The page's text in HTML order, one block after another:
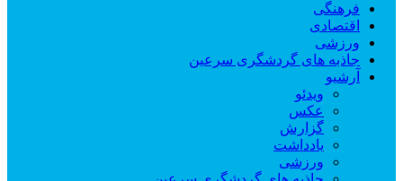
فرهنگی
اقتصادی
ورزشی
جاذبه های گردشگری سرعین
آرشیو
ویدئو
عکس
گزارش
یادداشت
ورزشی